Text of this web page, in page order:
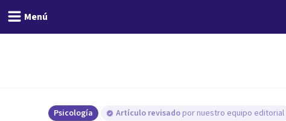
Menú
Psicología Artículo revisado por nuestro equipo editorial